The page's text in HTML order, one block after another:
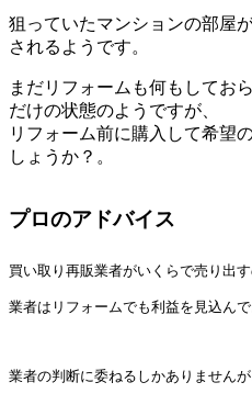
狙っていたマンションの部屋
されるようです。
まだリフォームも何もしてお
だけの状態のようですが、
リフォーム前に購入して希望
しょうか？。
プロのアドバイス
買い取り再販業者がいくらで売り出
業者はリフォームでも利益を見込ん
業者の判断に委ねるしかありません